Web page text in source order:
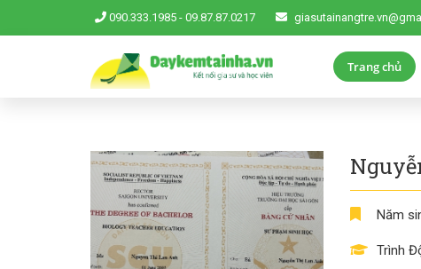
090.333.1985 - 09.87.87.0217
Trang chủ
Năm
Trình